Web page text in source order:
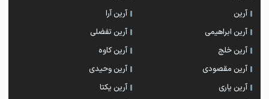
آرین
آرین آرا
آرین ابراهیمی
آرین تفضلی
آرین خلج
آرین کاوه
آرین مقصودی
آرین وحیدی
آرین یاری
آرین یکتا